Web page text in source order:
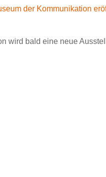
der Kommunikation
wird bald eine neue